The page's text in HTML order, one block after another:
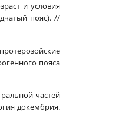
и условия
пояс). //
пояса
частей
докембрия.